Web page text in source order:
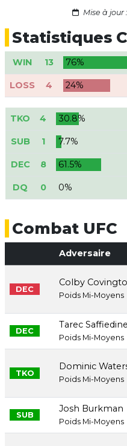
Mise à jour
Statistiques
WIN 13 76%
LOSS 4 24%
TKO 4 30.8%
SUB 1 7.7%
DEC 8 61.5%
DQ 0 0%
Combat UFC
Adversaire
DEC
Colby
Poids Mi-Moyens
DEC
Tarec Saffiedine
Poids Mi-Moyens
TKO
Dominic
Poids Mi-Moyens
SUB
Josh Burkman
Poids Mi-Moyens